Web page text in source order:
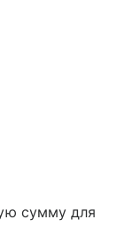
сумму для